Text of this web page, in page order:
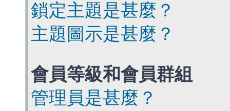
鎖定主題是甚麼？
主題圖示是甚麼？
會員等級和會員群組
管理員是甚麼？